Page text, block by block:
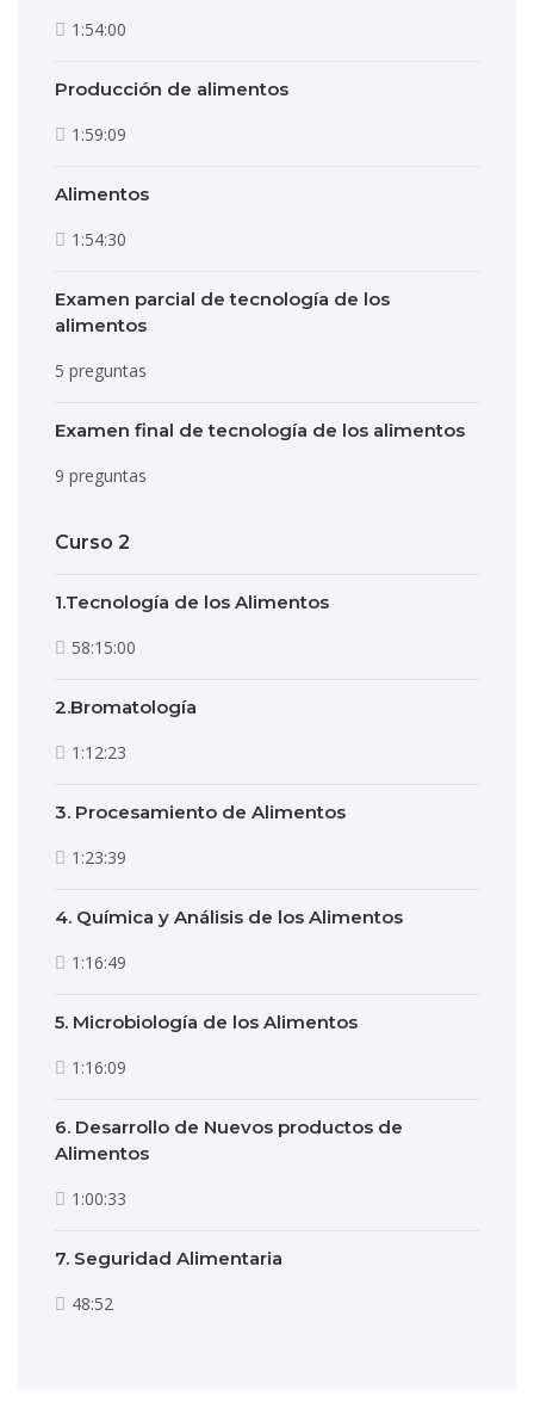
1:54:00
Producción de alimentos
1:59:09
Alimentos
1:54:30
Examen parcial de tecnología de los
alimentos
5 preguntas
Examen final de tecnología de los alimentos
9 preguntas
Curso 2
1.Tecnología de los Alimentos
58:15:00
2.Bromatología
1:12:23
3. Procesamiento de Alimentos
1:23:39
4. Química y Análisis de los Alimentos
1:16:49
5. Microbiología de los Alimentos
1:16:09
6. Desarrollo de Nuevos productos de
Alimentos
1:00:33
7. Seguridad Alimentaria
48:52